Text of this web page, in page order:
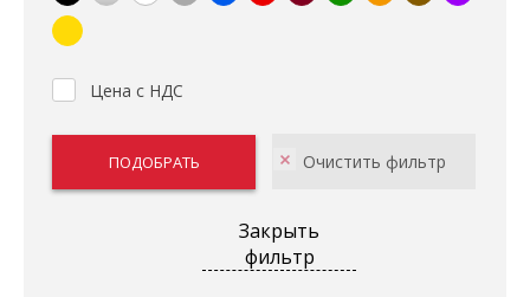
Цена с НДС
Закрыть
фильтр